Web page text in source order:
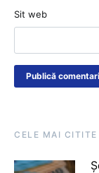
Sit web
CELE MAI CITITE